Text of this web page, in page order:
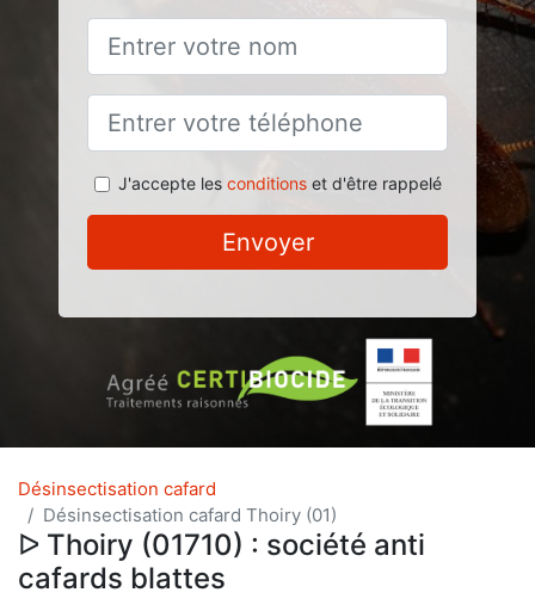
J'accepte les conditionset d'être rappelé
Envoyer
Désinsectisation cafard
Désinsectisation cafard Thoiry (01)
ᐅ Thoiry (01710) : société anti
cafards blattes